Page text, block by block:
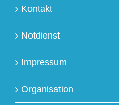
Kontakt
Notdienst
Impressum
Organisation